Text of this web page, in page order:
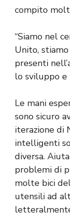
compito
“Siamo nel
Unito,
presenti
lo sviluppo e
Le mani
sono sicuro
iterazione di
intelligenti
diversa.
problemi di
molte bici
utensili ad